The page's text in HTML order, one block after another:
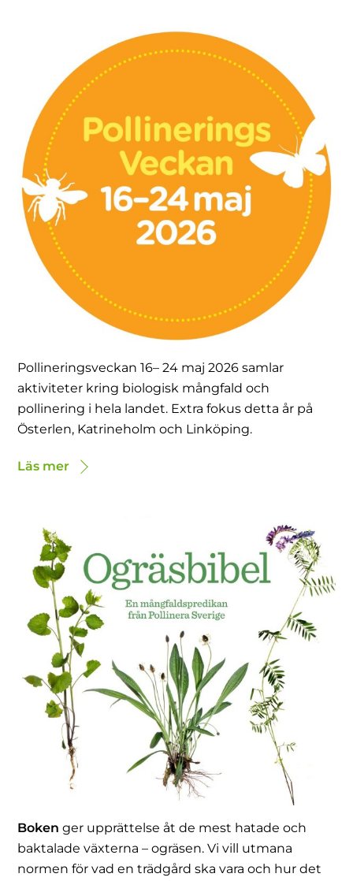
Pollineringsveckan 16– 24 maj 2026 samlar
aktiviteter kring biologisk mångfald och
pollinering i hela landet. Extra fokus detta år på
Österlen, Katrineholm och Linköping.
Läs mer
Boken ger upprättelse åt de mest hatade och
baktalade växterna – ogräsen. Vi vill utmana
normen för vad en trädgård ska vara och hur det